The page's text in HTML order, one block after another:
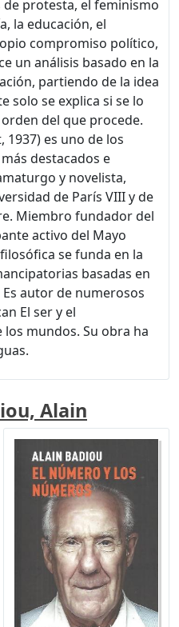
protesta, el feminismo
la educación, el
compromiso político,
un análisis basado en la
partiendo de la idea
solo se explica si se lo
del que procede.
1937) es uno de los
destacados e
y novelista,
de París VIII y de
Miembro fundador del
activo del Mayo
se funda en la
basadas en
autor de numerosos
El ser y el
mundos. Su obra ha
Alain